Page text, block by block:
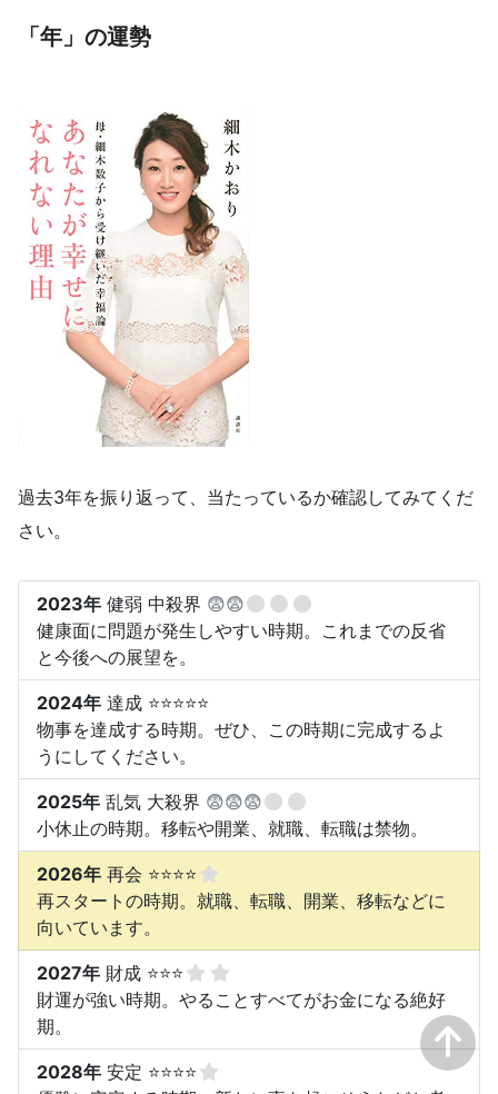
「年」の運勢
過去3年を振り返って、当たっているか確認してみてくだ
さい。
2023年 健弱 中殺界 😨😨
健康面に問題が発生しやすい時期。これまでの反省
と今後への展望を。
2024年 達成 ⭐⭐⭐⭐⭐
物事を達成する時期。ぜひ、この時期に完成するよ
うにしてください。
2025年 乱気 大殺界 😨😨😨
小休止の時期。移転や開業、就職、転職は禁物。
2026年 再会 ⭐⭐⭐⭐
再スタートの時期。就職、転職、開業、移転などに
向いています。
2027年 財成 ⭐⭐⭐
財運が強い時期。やることすべてがお金になる絶好
期。
2028年 安定 ⭐⭐⭐⭐